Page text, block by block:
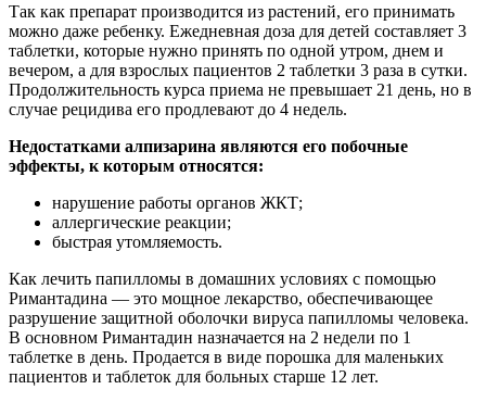
Так как препарат производится из растений, его принимать
можно даже ребенку. Ежедневная доза для детей составляет 3
таблетки, которые нужно принять по одной утром, днем и
вечером, а для взрослых пациентов 2 таблетки 3 раза в сутки.
Продолжительность курса приема не превышает 21 день, но в
случае рецидива его продлевают до 4 недель.
Недостатками алпизарина являются его побочные
эффекты, к которым относятся:
нарушение работы органов ЖКТ;
аллергические реакции;
быстрая утомляемость.
Как лечить папилломы в домашних условиях с помощью
Римантадина — это мощное лекарство, обеспечивающее
разрушение защитной оболочки вируса папилломы человека.
В основном Римантадин назначается на 2 недели по 1
таблетке в день. Продается в виде порошка для маленьких
пациентов и таблеток для больных старше 12 лет.